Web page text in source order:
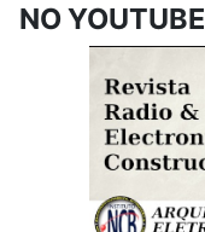
NO YOUTUBE